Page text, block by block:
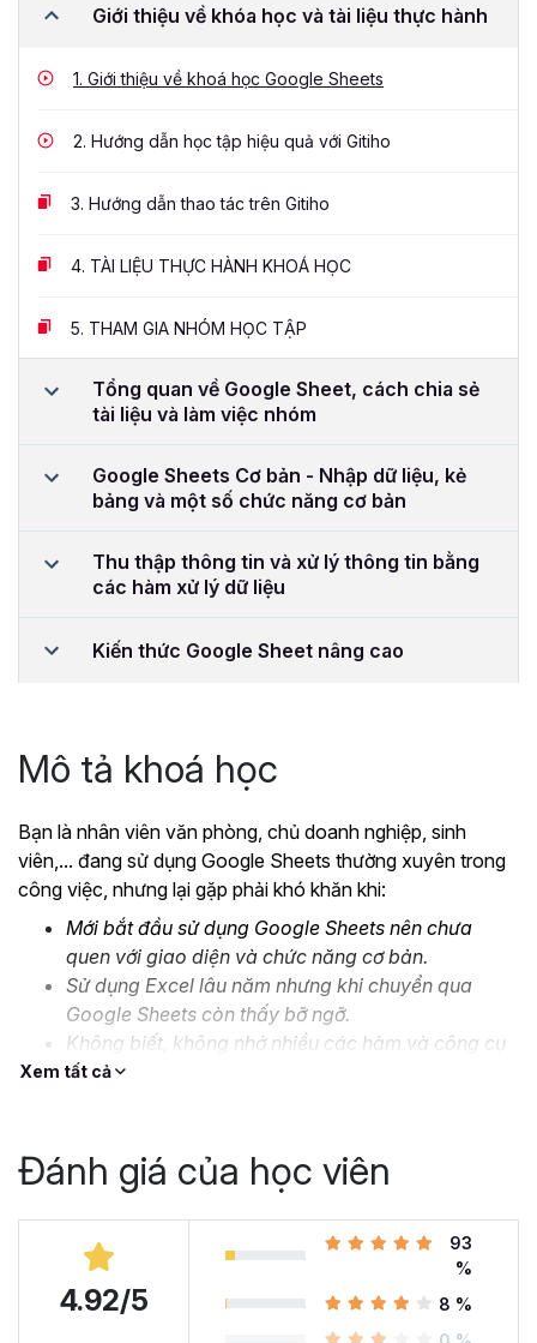
Giới thiệu về khóa học và tài liệu thực hành
1. Giới thiệu về khoá học Google Sheets
2. Hướng dẫn học tập hiệu quả với Gitiho
3. Hướng dẫn thao tác trên Gitiho
4. TÀI LIỆU THỰC HÀNH KHOÁ HỌC
5. THAM GIA NHÓM HỌC TẬP
Tổng quan về Google Sheet, cách chia sẻ
tài liệu và làm việc nhóm
Google Sheets Cơ bản - Nhập dữ liệu, kẻ
bảng và một số chức năng cơ bản
Thu thập thông tin và xử lý thông tin bằng
các hàm xử lý dữ liệu
Kiến thức Google Sheet nâng cao
Mô tả khoá học
Bạn là nhân viên văn phòng, chủ doanh nghiệp, sinh
viên,... đang sử dụng Google Sheets thường xuyên trong
công việc, nhưng lại gặp phải khó khăn khi:
Mới bắt đầu sử dụng Google Sheets nên chưa
quen với giao diện và chức năng cơ bản.
Sử dụng Excel lâu năm nhưng khi chuyển qua
Google Sheets còn thấy bỡ ngỡ.
Không biết, không nhớ nhiều các hàm và công cụ
nâng cao.
….
Đó là lý do mà Gitiho cho ra mắt khóa họcGoogle Sheet
từ Cơ bản đến Nâng cao, công cụ thay thế Excel
bạn bắt đầu làm quen và ứng dụng thành thạo công cụ
này vào công việc. Cùng xem nhé!
Xem tất cả
Đánh giá của học viên
4.92/5
93
%
8 %